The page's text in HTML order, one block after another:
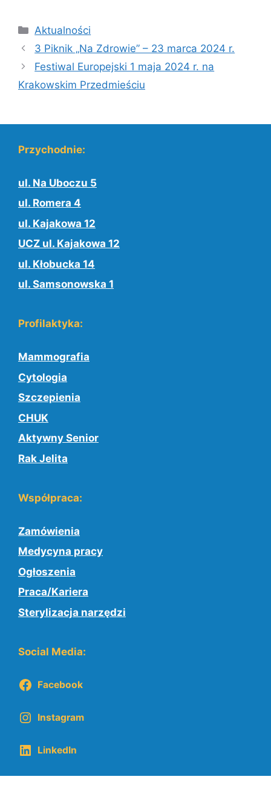
Kategorie
Aktualności
3 Piknik „Na Zdrowie” – 23 marca 2024 r.
Festiwal Europejski 1 maja 2024 r. na
Krakowskim Przedmieściu
Przychodnie:
ul. Na Uboczu 5
ul. Romera 4
ul. Kajakowa 12
UCZ ul. Kajakowa 12
ul. Kłobucka 14
ul. Samsonowska 1
Profilaktyka:
Mammografia
Cytologia
Szczepienia
CHUK
Aktywny Senior
Rak Jelita
Współpraca:
Zamówienia
Medycyna pracy
Ogłoszenia
Praca/Kariera
Sterylizacja narzędzi
Social Media:
Facebook
Instagram
LinkedIn